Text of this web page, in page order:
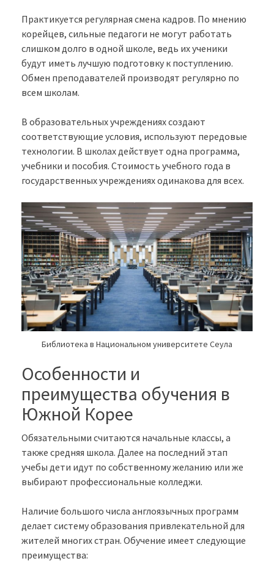
Практикуется регулярная смена кадров. По мнению
корейцев, сильные педагоги не могут работать
слишком долго в одной школе, ведь их ученики
будут иметь лучшую подготовку к поступлению.
Обмен преподавателей производят регулярно по
всем школам.
В образовательных учреждениях создают
соответствующие условия, используют передовые
технологии. В школах действует одна программа,
учебники и пособия. Стоимость учебного года в
государственных учреждениях одинакова для всех.
Библиотека в Национальном университете Сеула
Особенности и
преимущества обучения в
Южной Корее
Обязательными считаются начальные классы, а
также средняя школа. Далее на последний этап
учебы дети идут по собственному желанию или же
выбирают профессиональные колледжи.
Наличие большого числа англоязычных программ
делает систему образования привлекательной для
жителей многих стран. Обучение имеет следующие
преимущества: